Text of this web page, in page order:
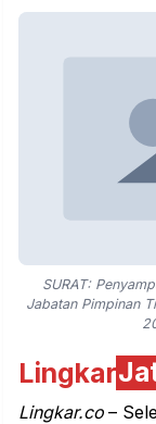
SURAT:
Jabatan Pimpinan
Lingkar
Lingkar.co –